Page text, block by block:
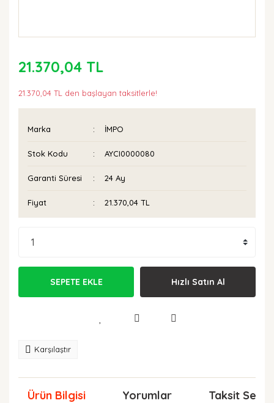
21.370,04 TL
21.370,04 TL den başlayan taksitlerle!
Marka İMPO
Stok Kodu AYCI0000080
Garanti Süresi 24 Ay
Fiyat 21.370,04 TL
SEPETE EKLE Hızlı Satın Al
Karşılaştır
Ürün Bilgisi Yorumlar Taksit